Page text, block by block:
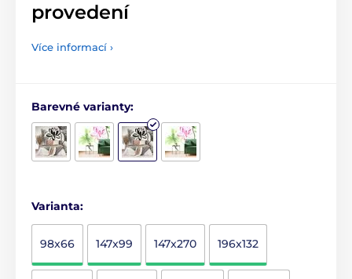
provedení
Více informací ›
Barevné varianty:
Varianta:
98x66 147x99 147x270 196x132